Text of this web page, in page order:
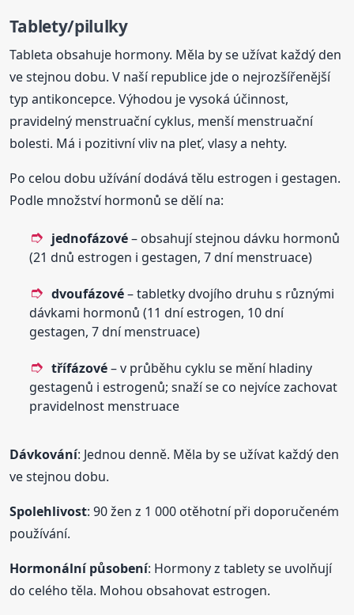
Tablety/pilulky
Tableta obsahuje hormony. Měla by se užívat každý den
ve stejnou dobu. V naší republice jde o nejrozšířenější
typ antikoncepce. Výhodou je vysoká účinnost,
pravidelný menstruační cyklus, menší menstruační
bolesti. Má i pozitivní vliv na pleť, vlasy a nehty.
Po celou dobu užívání dodává tělu estrogen i gestagen.
Podle množství hormonů se dělí na:
jednofázové– obsahují stejnou dávku hormonů
(21 dnů estrogen i gestagen, 7 dní menstruace)
dvoufázové– tabletky dvojího druhu s různými
dávkami hormonů (11 dní estrogen, 10 dní
gestagen, 7 dní menstruace)
třífázové– v průběhu cyklu se mění hladiny
gestagenů i estrogenů; snaží se co nejvíce zachovat
pravidelnost menstruace
Dávkování: Jednou denně. Měla by se užívat každý den
ve stejnou dobu.
Spolehlivost: 90 žen z 1 000 otěhotní při doporučeném
používání.
Hormonální působení: Hormony z tablety se uvolňují
do celého těla. Mohou obsahovat estrogen.